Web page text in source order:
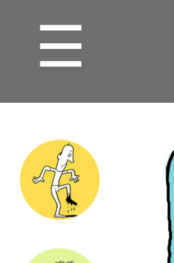
CHARGE
CARTUM
GRILOS
☰